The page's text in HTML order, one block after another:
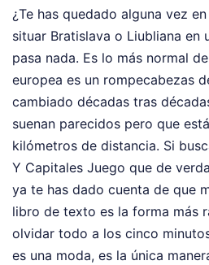
¿Te has quedado alguna vez
situar Bratislava o Liubliana en
pasa nada. Es lo más normal
europea es un rompecabezas
cambiado décadas tras
suenan parecidos pero que
kilómetros de distancia. Si
Y Capitales Juego que de
ya te has dado cuenta de que
libro de texto es la forma más
olvidar todo a los cinco
es una moda, es la única